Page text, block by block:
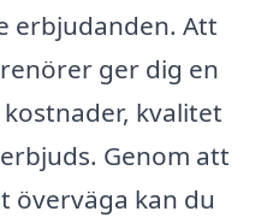
erbjudanden. Att
ger dig en
kvalitet
Genom att
överväga kan du